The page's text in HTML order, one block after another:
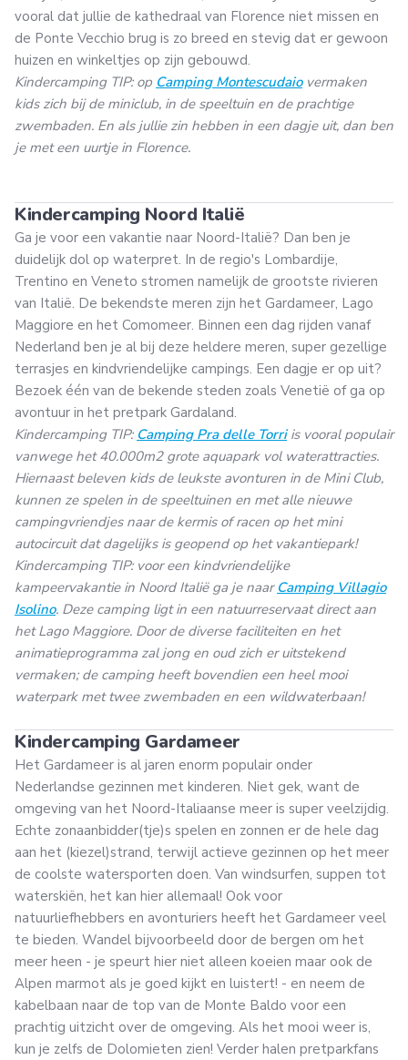
vooral dat jullie de kathedraal van Florence niet missen en
de Ponte Vecchio brug is zo breed en stevig dat er gewoon
huizen en winkeltjes op zijn gebouwd.
Kindercamping TIP: op Camping Montescudaiovermaken
kids zich bij de miniclub, in de speeltuin en de prachtige
zwembaden. En als jullie zin hebben in een dagje uit, dan ben
je met een uurtje in Florence.
Kindercamping Noord Italië
Ga je voor een vakantie naar Noord-Italië? Dan ben je
duidelijk dol op waterpret. In de regio's Lombardije,
Trentino en Veneto stromen namelijk de grootste rivieren
van Italië. De bekendste meren zijn het Gardameer, Lago
Maggiore en het Comomeer. Binnen een dag rijden vanaf
Nederland ben je al bij deze heldere meren, super gezellige
terrasjes en kindvriendelijke campings. Een dagje er op uit?
Bezoek één van de bekende steden zoals Venetië of ga op
avontuur in het pretpark Gardaland.
Kindercamping TIP: Camping Pra delle Torriis vooral populair
vanwege het 40.000m2 grote aquapark vol waterattracties.
Hiernaast beleven kids de leukste avonturen in de Mini Club,
kunnen ze spelen in de speeltuinen en met alle nieuwe
campingvriendjes naar de kermis of racen op het mini
autocircuit dat dagelijks is geopend op het vakantiepark!
Kindercamping TIP: voor een kindvriendelijke
kampeervakantie in Noord Italië ga je naar Camping Villagio
Isolino. Deze camping ligt in een natuurreservaat direct aan
het Lago Maggiore. Door de diverse faciliteiten en het
animatieprogramma zal jong en oud zich er uitstekend
vermaken; de camping heeft bovendien een heel mooi
waterpark met twee zwembaden en een wildwaterbaan!
Kindercamping Gardameer
Het Gardameer is al jaren enorm populair onder
Nederlandse gezinnen met kinderen. Niet gek, want de
omgeving van het Noord-Italiaanse meer is super veelzijdig.
Echte zonaanbidder(tje)s spelen en zonnen er de hele dag
aan het (kiezel)strand, terwijl actieve gezinnen op het meer
de coolste watersporten doen. Van windsurfen, suppen tot
waterskiën, het kan hier allemaal! Ook voor
natuurliefhebbers en avonturiers heeft het Gardameer veel
te bieden. Wandel bijvoorbeeld door de bergen om het
meer heen - je speurt hier niet alleen koeien maar ook de
Alpen marmot als je goed kijkt en luistert! - en neem de
kabelbaan naar de top van de Monte Baldo voor een
prachtig uitzicht over de omgeving. Als het mooi weer is,
kun je zelfs de Dolomieten zien! Verder halen pretparkfans